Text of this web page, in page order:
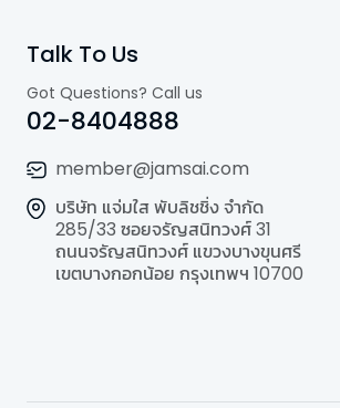
Talk To Us
Got Questions? Call us
02-8404888
member@jamsai.com
บริษัท แจ่มใส พับลิชชิ่ง จำกัด
285/33 ซอยจรัญสนิทวงศ์ 31
ถนนจรัญสนิทวงศ์ แขวงบางขุนศรี
เขตบางกอกน้อย กรุงเทพฯ 10700